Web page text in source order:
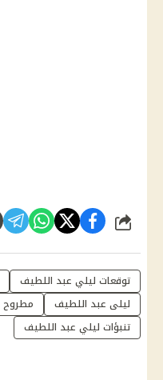
شارك
توقعات ليلي عبد اللطيف
ليلى عبد اللطيف
مطروح
تنبؤات ليلي عبد اللطيف